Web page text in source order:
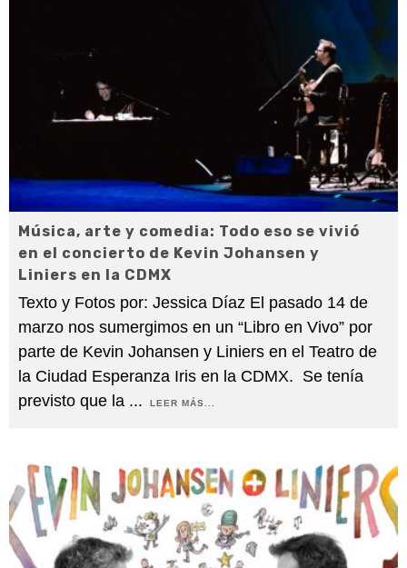
Música, arte y comedia: Todo eso se vivió
en el concierto de Kevin Johansen y
Liniers en la CDMX
Texto y Fotos por: Jessica Díaz El pasado 14 de
marzo nos sumergimos en un “Libro en Vivo” por
parte de Kevin Johansen y Liniers en el Teatro de
la Ciudad Esperanza Iris en la CDMX. Se tenía
previsto que la ... LEER MÁS...